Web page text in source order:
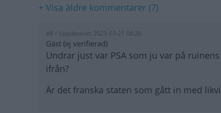
+ Visa äldre kommentarer (7)
#8 • Uppdaterat: 2023-03-21 08:26
Gäst (ej verifierad)
Undrar just var PSA som ju var på
ifrån?
Är det franska staten som gått in med